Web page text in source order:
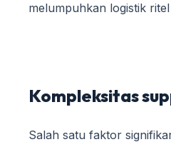
melumpuhkan logistik
Kompleksitas
Salah satu faktor